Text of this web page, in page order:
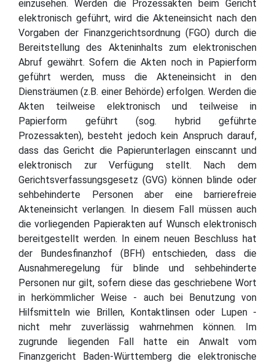
einzusehen. Werden die Prozessakten beim Gericht
elektronisch geführt, wird die Akteneinsicht nach den
Vorgaben der Finanzgerichtsordnung (FGO) durch die
Bereitstellung des Akteninhalts zum elektronischen
Abruf gewährt. Sofern die Akten noch in Papierform
geführt werden, muss die Akteneinsicht in den
Diensträumen (z.B. einer Behörde) erfolgen. Werden die
Akten teilweise elektronisch und teilweise in
Papierform geführt (sog. hybrid geführte
Prozessakten), besteht jedoch kein Anspruch darauf,
dass das Gericht die Papierunterlagen einscannt und
elektronisch zur Verfügung stellt. Nach dem
Gerichtsverfassungsgesetz (GVG) können blinde oder
sehbehinderte Personen aber eine barrierefreie
Akteneinsicht verlangen. In diesem Fall müssen auch
die vorliegenden Papierakten auf Wunsch elektronisch
bereitgestellt werden. In einem neuen Beschluss hat
der Bundesfinanzhof (BFH) entschieden, dass die
Ausnahmeregelung für blinde und sehbehinderte
Personen nur gilt, sofern diese das geschriebene Wort
in herkömmlicher Weise - auch bei Benutzung von
Hilfsmitteln wie Brillen, Kontaktlinsen oder Lupen -
nicht mehr zuverlässig wahrnehmen können. Im
zugrunde liegenden Fall hatte ein Anwalt vom
Finanzgericht Baden-Württemberg die elektronische